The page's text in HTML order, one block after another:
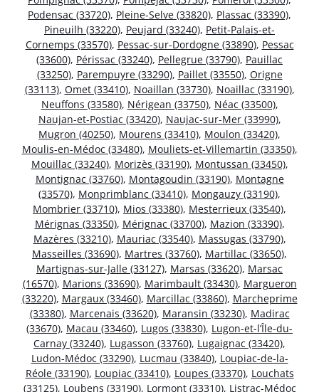
Podensac (33720), Pleine-Selve (33820), Plassac (33390),
Pineuilh (33220), Peujard (33240), Petit-Palais-et-
Cornemps (33570), Pessac-sur-Dordogne (33890), Pessac
(33600), Périssac (33240), Pellegrue (33790), Pauillac
(33250), Parempuyre (33290), Paillet (33550), Origne
(33113), Omet (33410), Noaillan (33730), Noaillac (33190),
Neuffons (33580), Nérigean (33750), Néac (33500),
Naujan-et-Postiac (33420), Naujac-sur-Mer (33990),
Mugron (40250), Mourens (33410), Moulon (33420),
Moulis-en-Médoc (33480), Mouliets-et-Villemartin (33350),
Mouillac (33240), Morizès (33190), Montussan (33450),
Montignac (33760), Montagoudin (33190), Montagne
(33570), Monprimblanc (33410), Mongauzy (33190),
Mombrier (33710), Mios (33380), Mesterrieux (33540),
Mérignas (33350), Mérignac (33700), Mazion (33390),
Mazères (33210), Mauriac (33540), Massugas (33790),
Masseilles (33690), Martres (33760), Martillac (33650),
Martignas-sur-Jalle (33127), Marsas (33620), Marsac
(16570), Marions (33690), Marimbault (33430), Margueron
(33220), Margaux (33460), Marcillac (33860), Marcheprime
(33380), Marcenais (33620), Maransin (33230), Madirac
(33670), Macau (33460), Lugos (33830), Lugon-et-l’Île-du-
Carnay (33240), Lugasson (33760), Lugaignac (33420),
Ludon-Médoc (33290), Lucmau (33840), Loupiac-de-la-
Réole (33190), Loupiac (33410), Loupes (33370), Louchats
(33125), Loubens (33190), Lormont (33310), Listrac-Médoc